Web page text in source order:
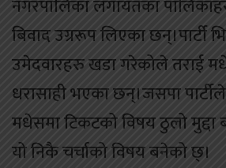
नगरपालिका लगायतका
बिवाद उग्ररूप लिएका छन्।पार्टी
उमेदवारहरु खडा गरेकोले तराई
धरासाही भएका छन्।जसपा
मधेसमा टिकटको विषय ठुलो
यो निकै चर्चाको विषय बनेको छ्।